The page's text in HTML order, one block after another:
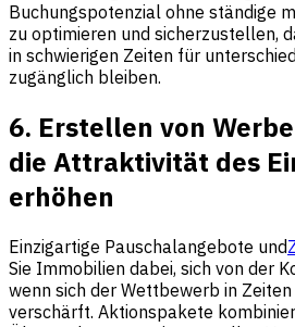
Buchungspotenzial ohne ständige
zu optimieren und sicherzustellen,
in schwierigen Zeiten für
zugänglich bleiben.
6. Erstellen von
die Attraktivität des
erhöhen
Einzigartige Pauschalangebote und
Sie Immobilien dabei, sich von der
wenn sich der Wettbewerb in
verschärft. Aktionspakete